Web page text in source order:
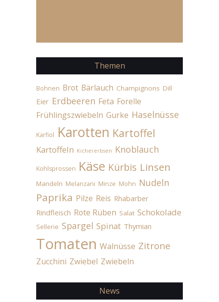
Themen
Bohnen Brot Bärlauch Champignons Dill
Eier Erdbeeren Feta Forelle
Frühlingszwiebeln Gurke Haselnüsse
Karfiol Karotten Kartoffel
Kartoffeln Kichererbsen Knoblauch
Kohlsprossen Käse Kürbis Linsen
Mandeln Melanzani Minze Mohn Nudeln
Paprika Pilze Reis Rhabarber
Rindfleisch Rote Rüben Salat Schokolade
Sellerie Spargel Spinat Thymian
Tomaten Walnüsse Zitrone
Zucchini Zwiebel Zwiebeln
News